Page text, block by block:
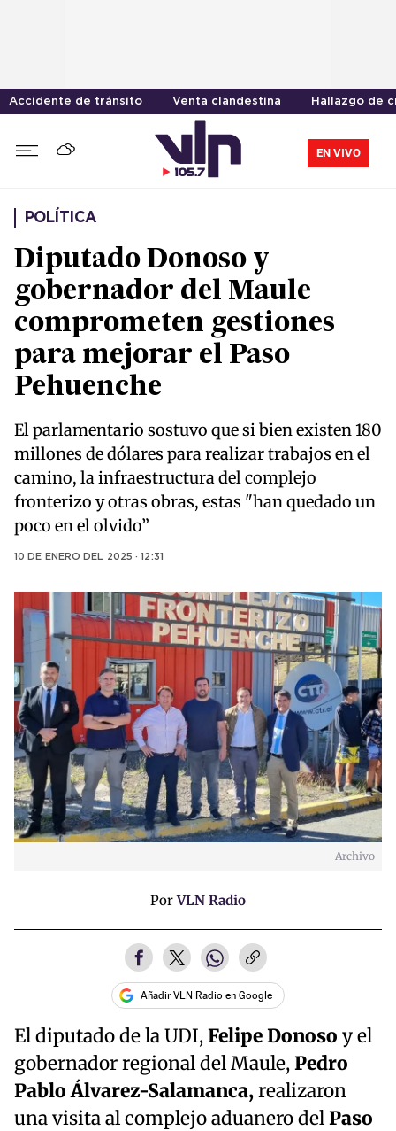
Accidente de tránsito Venta clandestina Hallazgo de
EN VIVO
POLÍTICA
Diputado Donoso y
gobernador del Maule
comprometen gestiones
para mejorar el Paso
Pehuenche
El parlamentario sostuvo que si bien existen 180
millones de dólares para realizar trabajos en el
camino, la infraestructura del complejo
fronterizo y otras obras, estas "han quedado un
poco en el olvido”
10 DE ENERO DEL 2025 · 12:31
Archivo
PorVLN Radio
Añadir VLN Radio en Google
El diputado de la UDI,Felipe Donoso y el
gobernador regional del Maule,Pedro
Pablo Álvarez-Salamanca,realizaron
una visita al complejo aduanero delPaso